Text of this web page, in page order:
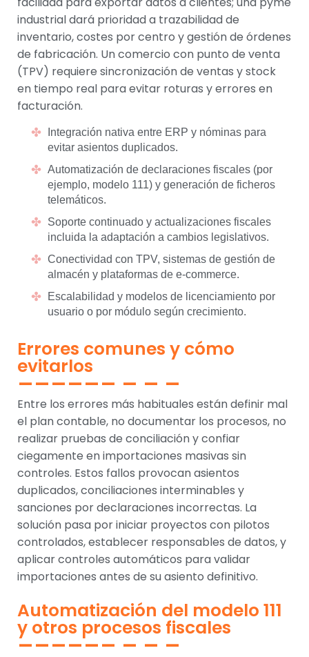
industrial dará prioridad a trazabilidad de
inventario, costes por centro y gestión de órdenes
de fabricación. Un comercio con punto de venta
(TPV) requiere sincronización de ventas y stock
en tiempo real para evitar roturas y errores en
facturación.
Integración nativa entre ERP y nóminas para
evitar asientos duplicados.
Automatización de declaraciones fiscales (por
ejemplo, modelo 111) y generación de ficheros
telemáticos.
Soporte continuado y actualizaciones fiscales
incluida la adaptación a cambios legislativos.
Conectividad con TPV, sistemas de gestión de
almacén y plataformas de e-commerce.
Escalabilidad y modelos de licenciamiento por
usuario o por módulo según crecimiento.
Errores comunes y cómo
evitarlos
Entre los errores más habituales están definir mal
el plan contable, no documentar los procesos, no
realizar pruebas de conciliación y confiar
ciegamente en importaciones masivas sin
controles. Estos fallos provocan asientos
duplicados, conciliaciones interminables y
sanciones por declaraciones incorrectas. La
solución pasa por iniciar proyectos con pilotos
controlados, establecer responsables de datos, y
aplicar controles automáticos para validar
importaciones antes de su asiento definitivo.
Automatización del modelo 111
y otros procesos fiscales